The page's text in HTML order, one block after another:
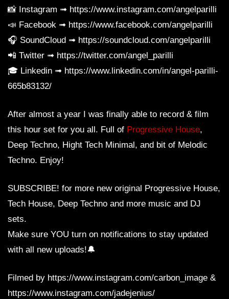
📸 Instagram ➟ https://www.instagram.com/angelparilli
📣 Facebook ➟ https://www.facebook.com/angelparilli
🎧 SoundCloud ➟ https://soundcloud.com/angelparilli
📲 Twitter ➟ https://twitter.com/angel_parilli
🎓 Linkedin ➟ https://www.linkedin.com/in/angel-parilli-
665b83132/
After almost a year I was finally able to record & film
this hour set for you all. Full of Progressive House,
Deep Techno, Hight Tech Minimal, and bit of Melodic
Techno. Enjoy!
SUBSCRIBE! for more new original Progressive House,
Tech House, Deep Techno and more music and DJ
sets.
Make sure YOU turn on notifications to stay updated
with all new uploads!🔔
Filmed by https://www.instagram.com/carbon_image &
https://www.instagram.com/jadejenius/